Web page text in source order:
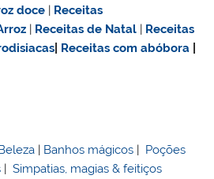
doce
Receitas
Receitas de Natal
Receitas
Receitas com abóbora
| Banhos mágicos | Poções
|Simpatias, magias & feitiços